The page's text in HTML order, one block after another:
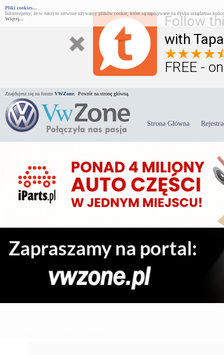
Follow
with
FREE -
Pliki cookies...
Informujemy, że w naszym serwisie używamy plików cookie, które są zapisywane na dysku urządzenia
Więcej...
Znajdujesz się na forum VWZone Powrót na stronę główną.
Strona Główna